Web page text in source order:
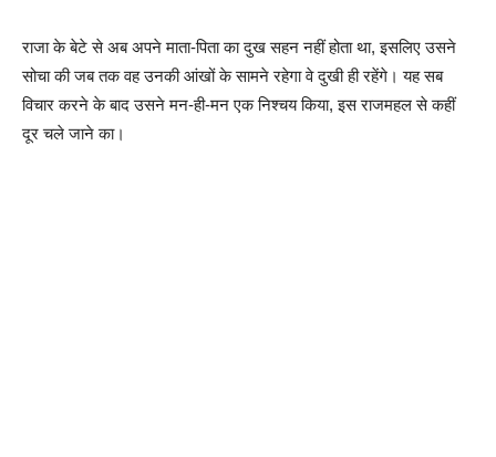
राजा के बेटे से अब अपने माता-पिता का दुख सहन नहीं होता था, इसलिए उसने
सोचा की जब तक वह उनकी आंखों के सामने रहेगा वे दुखी ही रहेंगे। यह सब
विचार करने के बाद उसने मन-ही-मन एक निश्चय किया, इस राजमहल से कहीं
दूर चले जाने का।